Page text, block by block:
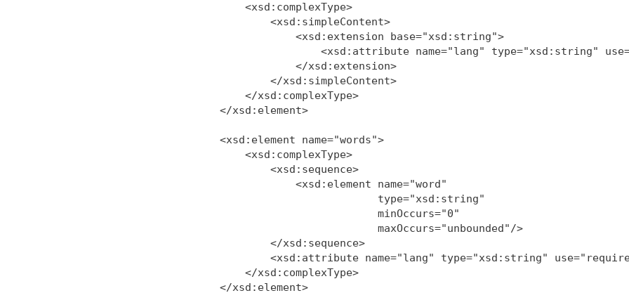
        <xsd:complexType>
            <xsd:simpleContent>
                <xsd:extension base="xsd:string">
<xsd:attribute name="lang" type="xsd:string"
                </xsd:extension>
            </xsd:simpleContent>
        </xsd:complexType>
    </xsd:element>
    <xsd:element name="words">
        <xsd:complexType>
            <xsd:sequence>
                <xsd:element name="word"
                             type="xsd:string"
                             minOccurs="0"
            </xsd:sequence>
<xsd:attribute name="lang" type="xsd:string"
        </xsd:complexType>
    </xsd:element>